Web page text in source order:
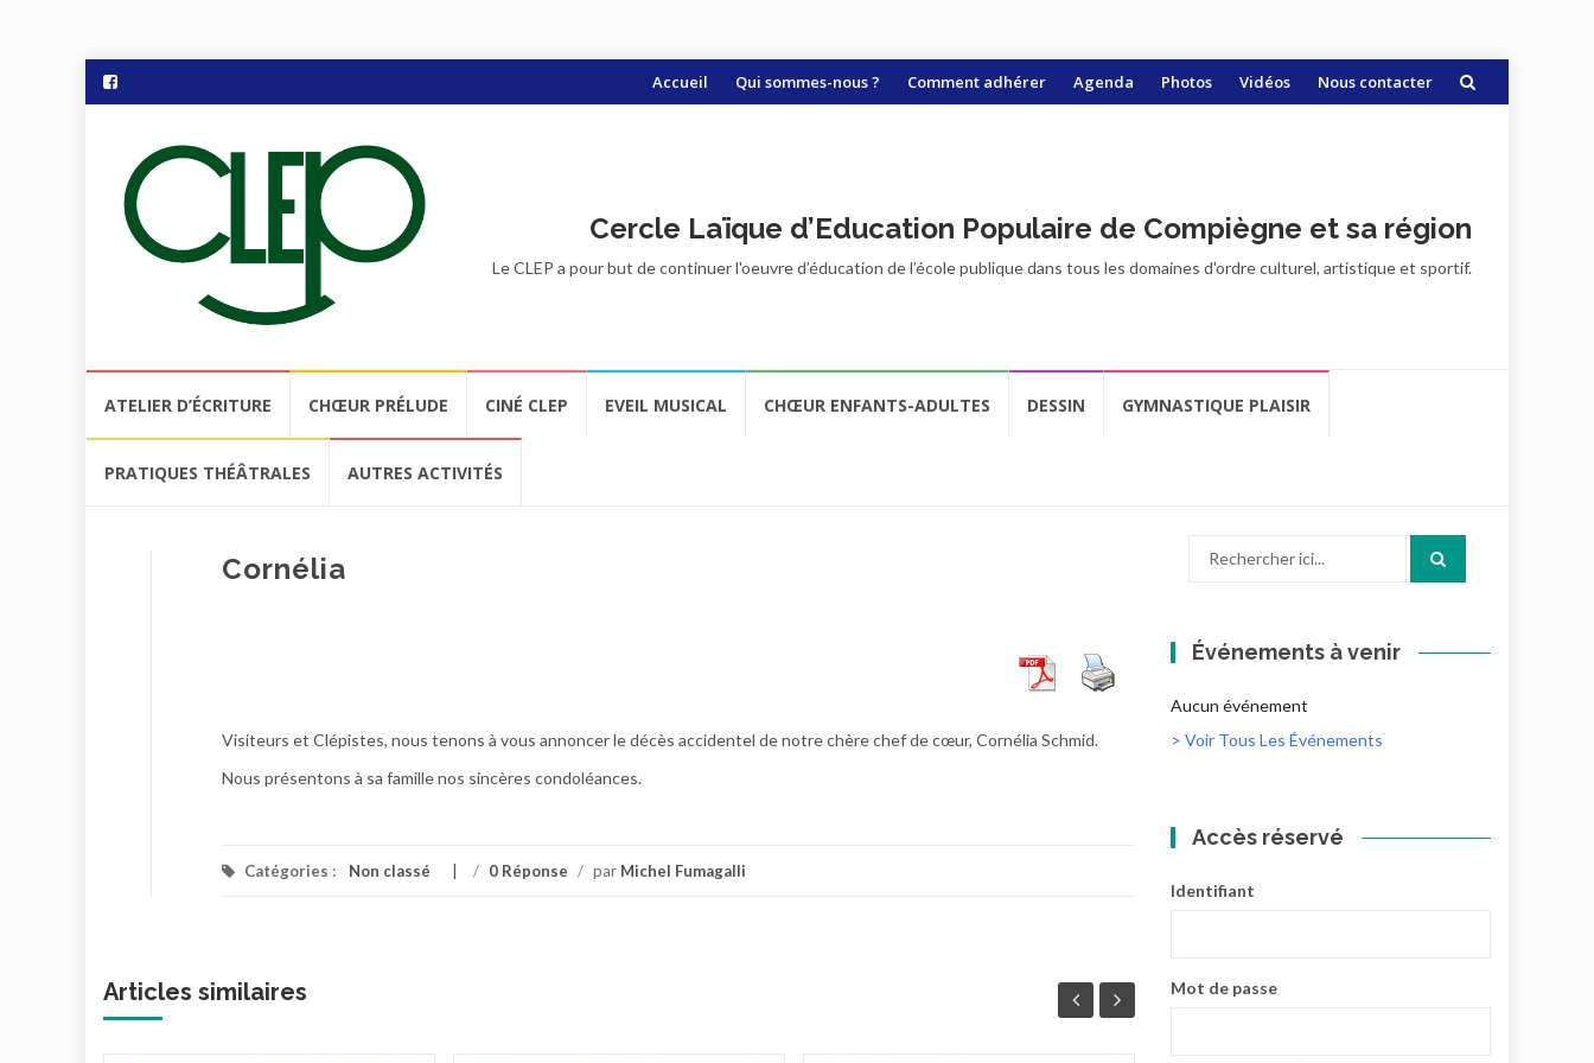
Aller
Accueil Qui sommes-nous ? Comment adhérer Agenda Photos Vidéos Nous contacter
Cercle Laïque d’Education Populaire de Compiègne et sa région
Le CLEP a pour but de continuer l'oeuvre d’éducation de l’école publique dans tous les domaines d'ordre culturel, artistique et sportif.
contenu
ATELIER D’ÉCRITURE CHŒUR PRÉLUDE CINÉ CLEP EVEIL MUSICAL CHŒUR ENFANTS-ADULTES DESSIN GYMNASTIQUE PLAISIR
PRATIQUES THÉÂTRALES AUTRES ACTIVITÉS
Cornélia
Visiteurs et Clépistes, nous tenons à vous annoncer le décès accidentel de notre chère chef de cœur, Cornélia Schmid.
Nous présentons à sa famille nos sincères condoléances.
Catégories : Non classé / 0 Réponse / par Michel Fumagalli
Articles similaires
Événements à venir
Aucun événement
> Voir Tous Les Événements
Accès réservé
Identifiant
Mot de passe